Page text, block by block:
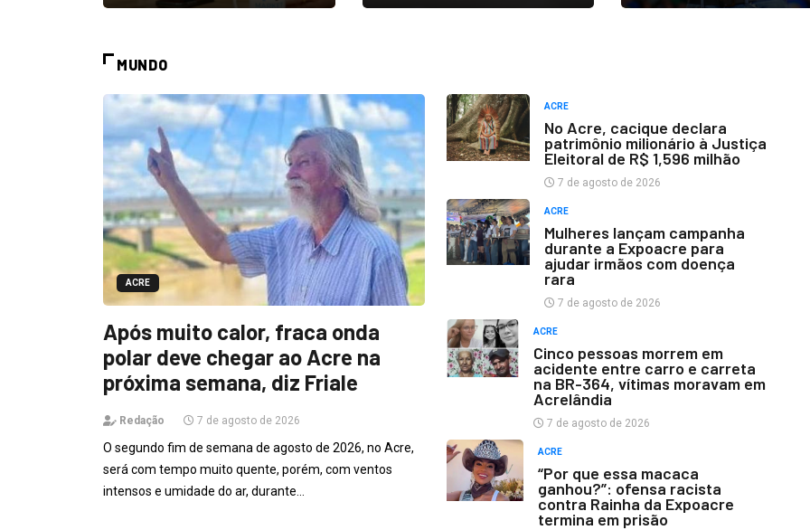
MUNDO
ACRE
Após muito calor, fraca onda
polar deve chegar ao Acre na
próxima semana, diz Friale
Redação 7 de agosto de 2026
O segundo fim de semana de agosto de 2026, no Acre,
será com tempo muito quente, porém, com ventos
intensos e umidade do ar, durante…
ACRE
No Acre, cacique declara
patrimônio milionário à Justiça
Eleitoral de R$ 1,596 milhão
7 de agosto de 2026
ACRE
Mulheres lançam campanha
durante a Expoacre para
ajudar irmãos com doença
rara
7 de agosto de 2026
ACRE
Cinco pessoas morrem em
acidente entre carro e carreta
na BR-364, vítimas moravam em
Acrelândia
7 de agosto de 2026
ACRE
“Por que essa macaca
ganhou?”: ofensa racista
contra Rainha da Expoacre
termina em prisão